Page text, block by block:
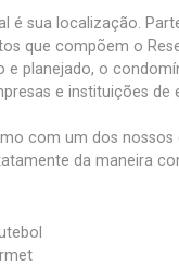
é sua localização.
que compõem o
e planejado, o
e instituições de
com um dos nossos
da maneira